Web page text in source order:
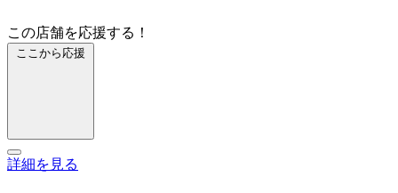
この店舗を応援する！
ここから応援
詳細を見る